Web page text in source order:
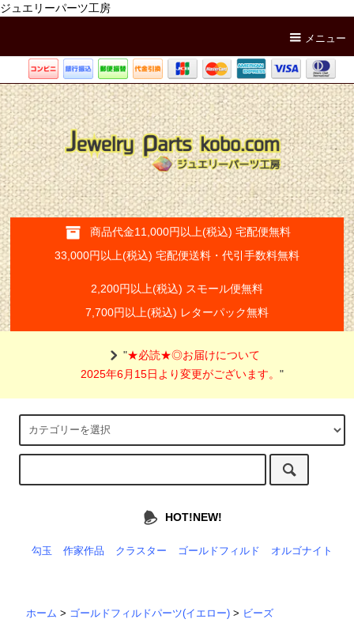
ジュエリーパーツ工房
メニュー
商品代金11,000円以上(税込) 宅配便無料
33,000円以上(税込) 宅配便送料・代引手数料無料
2,200円以上(税込) スモール便無料
7,700円以上(税込) レターパック無料
"★必読★◎お届けについて
2025年6月15日より変更がございます。"
HOT!NEW!
勾玉 作家作品 クラスター ゴールドフィルド オルゴナイト
ホーム > ゴールドフィルドパーツ(イエロー) > ビーズ